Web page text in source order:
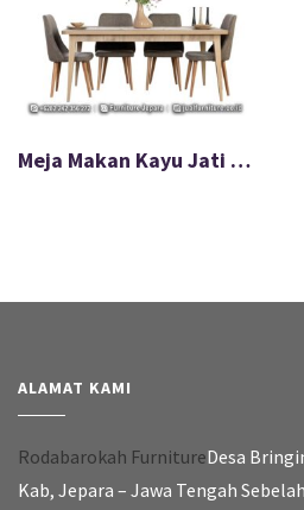
Meja Makan Kayu Jati Minimalis Modern 6 Kursi FS-016
ALAMAT KAMI
Rodabarokah FurnitureDesa
Kab, Jepara – Jawa Tengah